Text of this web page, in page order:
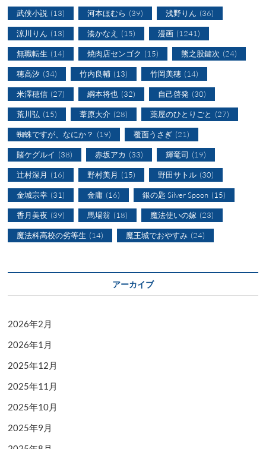
武侠小説 (13) 河本ほむら (39) 浅野りん (36)
涼川りん (13) 湊かなえ (15) 漫画 (1241)
無職転生 (14) 焼肉店センゴク (15) 熊之股鍵次 (24)
穂高汐 (34) 竹内良輔 (13) 竹岡美穂 (14)
米澤穂信 (27) 綱本将也 (32) 自己啓発 (30)
荒川弘 (15) 葦原大介 (28) 薬屋のひとりごと (27)
蜘蛛ですが、なにか？ (19) 覆面うさぎ (21)
賭ケグルイ (38) 赤坂アカ (33) 輝竜司 (19)
辻村深月 (16) 野村美月 (15) 野田サトル (30)
金城宗幸 (31) 金庸 (16) 銀の匙 Silver Spoon (15)
香月美夜 (39) 馬場翁 (18) 魔法使いの嫁 (23)
魔法科高校の劣等生 (14) 魔王城でおやすみ (24)
アーカイブ
2026年2月
2026年1月
2025年12月
2025年11月
2025年10月
2025年9月